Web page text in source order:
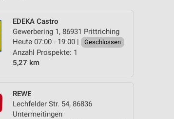
EDEKA Castro
Gewerbering 1, 86931 Prittriching
Heute 07:00 - 19:00 |
Geschlossen
Anzahl Prospekte: 1
5,27 km
REWE
Lechfelder Str. 54, 86836
Untermeitingen